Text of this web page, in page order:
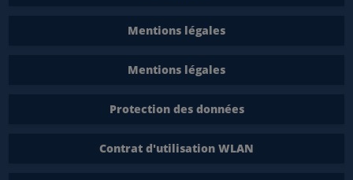
Mentions légales
Mentions légales
Protection des données
Contrat d'utilisation WLAN